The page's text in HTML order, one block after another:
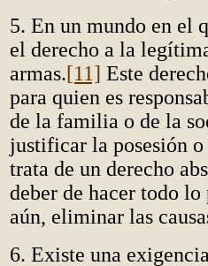
5. En un mundo en el
el derecho a la
armas.[11] Este
para quien es
de la familia o de la
justificar la posesión o
trata de un derecho
deber de hacer todo
aún, eliminar las
6. Existe una